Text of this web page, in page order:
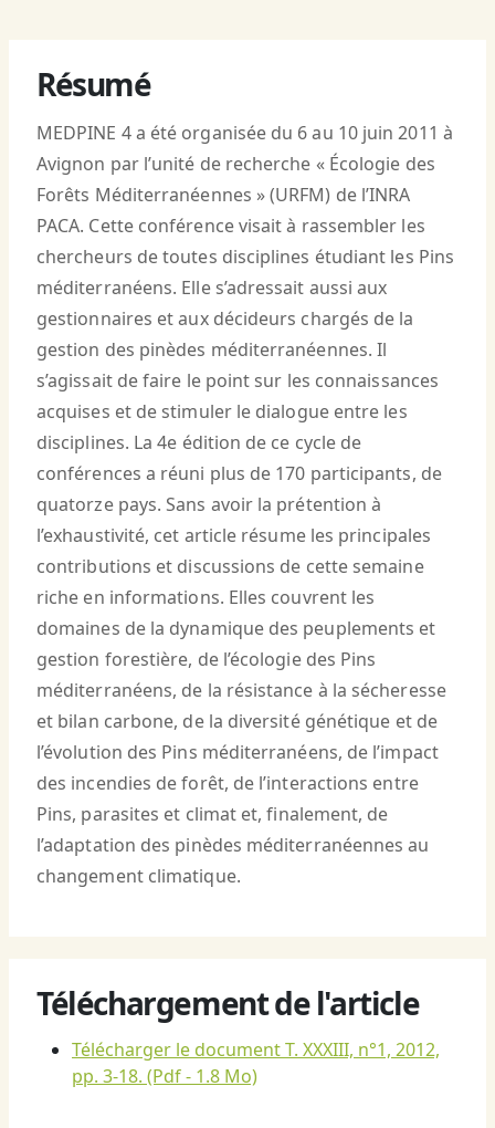
Résumé
MEDPINE 4 a été organisée du 6 au 10 juin 2011 à
Avignon par l’unité de recherche « Écologie des
Forêts Méditerranéennes » (URFM) de l’INRA
PACA. Cette conférence visait à rassembler les
chercheurs de toutes disciplines étudiant les Pins
méditerranéens. Elle s’adressait aussi aux
gestionnaires et aux décideurs chargés de la
gestion des pinèdes méditerranéennes. Il
s’agissait de faire le point sur les connaissances
acquises et de stimuler le dialogue entre les
disciplines. La 4e édition de ce cycle de
conférences a réuni plus de 170 participants, de
quatorze pays. Sans avoir la prétention à
l’exhaustivité, cet article résume les principales
contributions et discussions de cette semaine
riche en informations. Elles couvrent les
domaines de la dynamique des peuplements et
gestion forestière, de l’écologie des Pins
méditerranéens, de la résistance à la sécheresse
et bilan carbone, de la diversité génétique et de
l’évolution des Pins méditerranéens, de l’impact
des incendies de forêt, de l’interactions entre
Pins, parasites et climat et, finalement, de
l’adaptation des pinèdes méditerranéennes au
changement climatique.
Téléchargement de l'article
Télécharger le document T. XXXIII, n°1, 2012,
pp. 3-18. (Pdf - 1.8 Mo)